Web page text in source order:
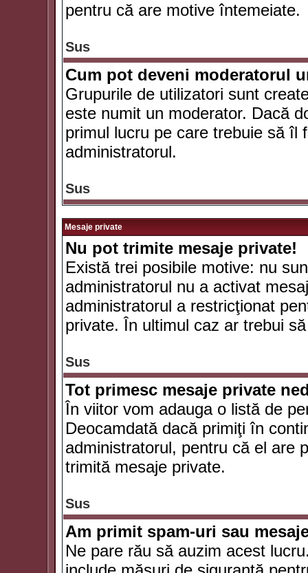
pentru că are motive întemeiate.
Sus
Cum pot deveni moderatorul
Grupurile de utilizatori sunt
este numit un moderator. Dacă
primul lucru pe care trebuie să îl
administratorul.
Sus
Mesaje private
Nu pot trimite mesaje private!
Există trei posibile motive: nu
administratorul nu a activat
administratorul a restricţionat
private. În ultimul caz ar trebui
Sus
Tot primesc mesaje private
În viitor vom adauga o listă de
Deocamdată dacă primiţi în
administratorul, pentru că el are
trimită mesaje private.
Sus
Am primit spam-uri sau
Ne pare rău să auzim acest